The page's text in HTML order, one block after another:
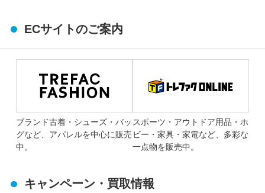
ECサイトのご案内
ブランド古着・シューズ・バッ
グなど、アパレルを中心に販売
中。
スポーツ・アウトドア用品・ホ
ビー・家具・家電など、多彩な
一点物を販売中。
キャンペーン・買取情報